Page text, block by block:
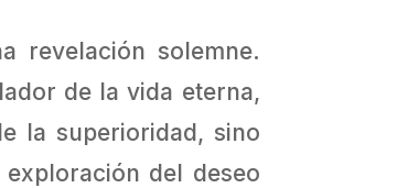
revelación solemne.
de la vida eterna,
la superioridad, sino
del deseo